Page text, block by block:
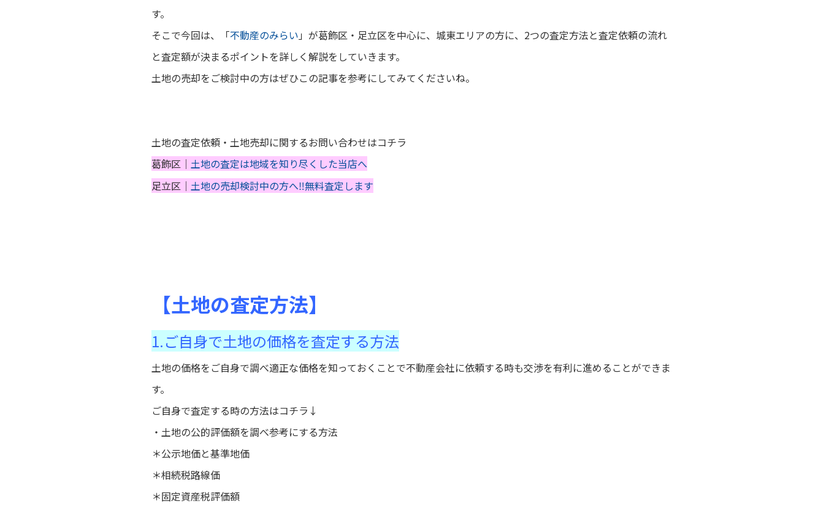
す。
そこで今回は、
「不動産のみらい 」が葛飾区・足立区を中心に、城東エリアの方に、2つの査定方法と査定依頼の流れ
と査定額が決まるポイントを詳しく解説をしていきます。
土地の売却をご検討中の方はぜひこの記事を参考にしてみてくださいね。
土地の査定依頼・土地売却に関するお問い合わせはコチラ
葛飾区｜ 土地の査定は地域を知り尽くした当店へ
足立区｜ 土地の売却検討中の方へ‼無料査定します
【土地の査定方法】
1.ご自身で土地の価格を査定する方法
土地の価格をご自身で調べ適正な価格を知っておくことで不動産会社に依頼する時も交渉を有利に進めることができま
す。
ご自身で査定する時の方法はコチラ↓
・土地の公的評価額を調べ参考にする方法
＊公示地価と基準地価
＊相続税路線価
＊固定資産税評価額